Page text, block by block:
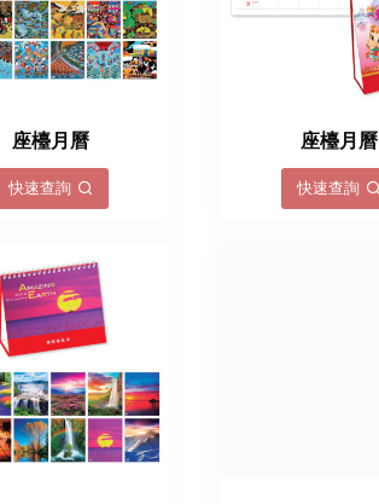
座檯月曆
快速查詢
座檯月曆
快速查詢